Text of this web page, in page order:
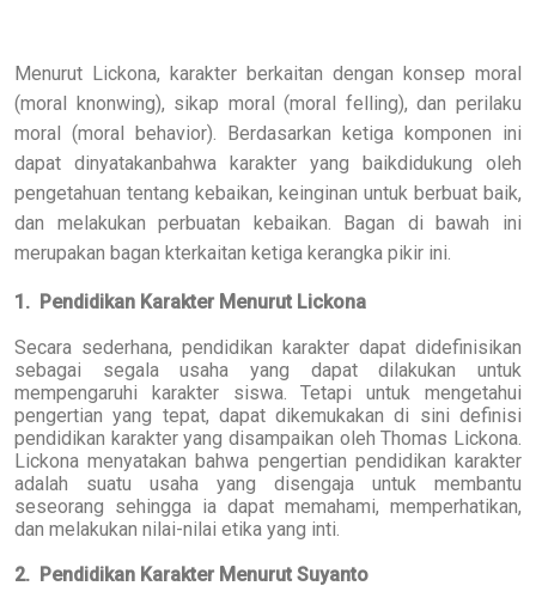
Menurut Lickona, karakter berkaitan dengan konsep moral
(moral knonwing), sikap moral (moral felling), dan perilaku
moral (moral behavior). Berdasarkan ketiga komponen ini
dapat dinyatakanbahwa karakter yang baikdidukung oleh
pengetahuan tentang kebaikan, keinginan untuk berbuat baik,
dan melakukan perbuatan kebaikan. Bagan di bawah ini
merupakan bagan kterkaitan ketiga kerangka pikir ini.
1. Pendidikan Karakter Menurut Lickona
Secara sederhana, pendidikan karakter dapat didefinisikan
sebagai segala usaha yang dapat dilakukan untuk
mempengaruhi karakter siswa. Tetapi untuk mengetahui
pengertian yang tepat, dapat dikemukakan di sini definisi
pendidikan karakter yang disampaikan oleh Thomas Lickona.
Lickona menyatakan bahwa pengertian pendidikan karakter
adalah suatu usaha yang disengaja untuk membantu
seseorang sehingga ia dapat memahami, memperhatikan,
dan melakukan nilai-nilai etika yang inti.
2. Pendidikan Karakter Menurut Suyanto